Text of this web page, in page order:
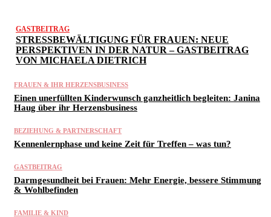
GASTBEITRAG
STRESSBEWÄLTIGUNG FÜR FRAUEN: NEUE
PERSPEKTIVEN IN DER NATUR – GASTBEITRAG
VON MICHAELA DIETRICH
FRAUEN & IHR HERZENSBUSINESS
Einen unerfüllten Kinderwunsch ganzheitlich begleiten: Janina
Haug über ihr Herzensbusiness
BEZIEHUNG & PARTNERSCHAFT
Kennenlernphase und keine Zeit für Treffen – was tun?
GASTBEITRAG
Darmgesundheit bei Frauen: Mehr Energie, bessere Stimmung
& Wohlbefinden
FAMILIE & KIND